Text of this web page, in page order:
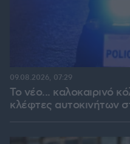
Το νέο... καλοκαιρινό
κλέφτες αυτοκινήτων
09.08.2026, 07:29